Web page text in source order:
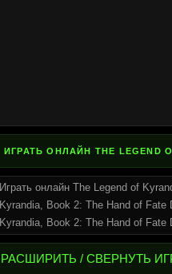
ИГРАТЬ ОНЛАЙН THE LEGEND
Играть онлайн The Legend of
Kyrandia, Book 2: The Hand of Fate
Kyrandia, Book 2: The Hand of
РАСШИРИТЬ / СВЕРНУТЬ